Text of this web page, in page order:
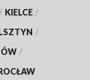
/ KIELCE /
/
/